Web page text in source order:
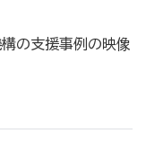
構の支援事例の映像